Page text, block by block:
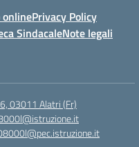
Privacy Policy
SindacaleNote legali
03011 Alatri (Fr)